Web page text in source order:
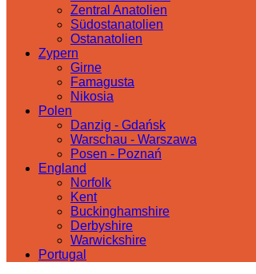
Zentral Anatolien
Südostanatolien
Ostanatolien
Zypern
Girne
Famagusta
Nikosia
Polen
Danzig - Gdańsk
Warschau - Warszawa
Posen - Poznań
England
Norfolk
Kent
Buckinghamshire
Derbyshire
Warwickshire
Portugal